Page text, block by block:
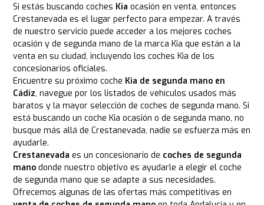
Si estás buscando coches Kia ocasión en venta, entonces
Crestanevada es el lugar perfecto para empezar. A través
de nuestro servicio puede acceder a los mejores coches
ocasión y de segunda mano de la marca Kia que están a la
venta en su ciudad, incluyendo los coches Kia de los
concesionarios oficiales.
Encuentre su próximo coche Kia de segunda mano en
Cádiz, navegue por los listados de vehículos usados más
baratos y la mayor selección de coches de segunda mano. Si
está buscando un coche Kia ocasión o de segunda mano, no
busque más allá de Crestanevada, nadie se esfuerza más en
ayudarle.
Crestanevada es un concesionario de coches de segunda
mano donde nuestro objetivo es ayudarle a elegir el coche
de segunda mano que se adapte a sus necesidades.
Ofrecemos algunas de las ofertas más competitivas en